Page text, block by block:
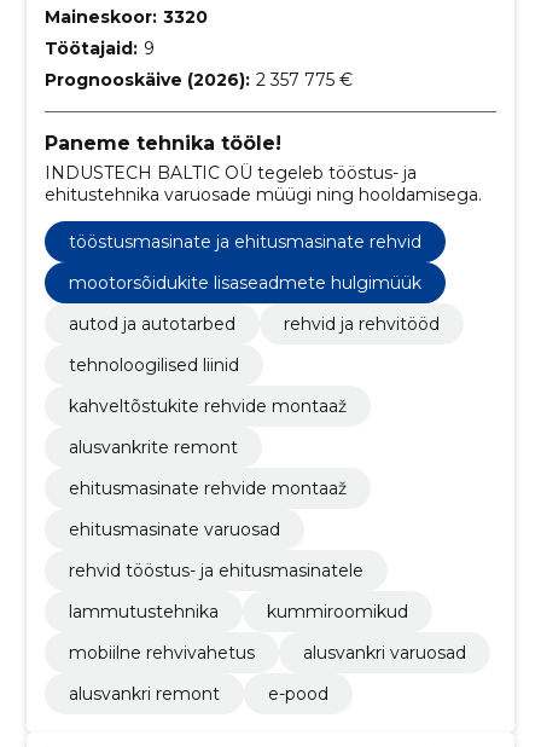
Maineskoor: 3320
Töötajaid: 9
Prognooskäive (2026): 2 357 775 €
Paneme tehnika tööle!
INDUSTECH BALTIC OÜ tegeleb tööstus- ja
ehitustehnika varuosade müügi ning hooldamisega.
tööstusmasinate ja ehitusmasinate rehvid
mootorsõidukite lisaseadmete hulgimüük
autod ja autotarbed
rehvid ja rehvitööd
tehnoloogilised liinid
kahveltõstukite rehvide montaaž
alusvankrite remont
ehitusmasinate rehvide montaaž
ehitusmasinate varuosad
rehvid tööstus- ja ehitusmasinatele
lammutustehnika
kummiroomikud
mobiilne rehvivahetus
alusvankri varuosad
alusvankri remont
e-pood